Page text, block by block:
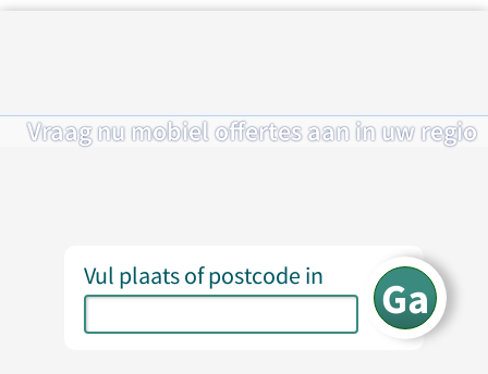
Vraag nu mobiel offertes aan in uw regio
Vul plaats of postcode in